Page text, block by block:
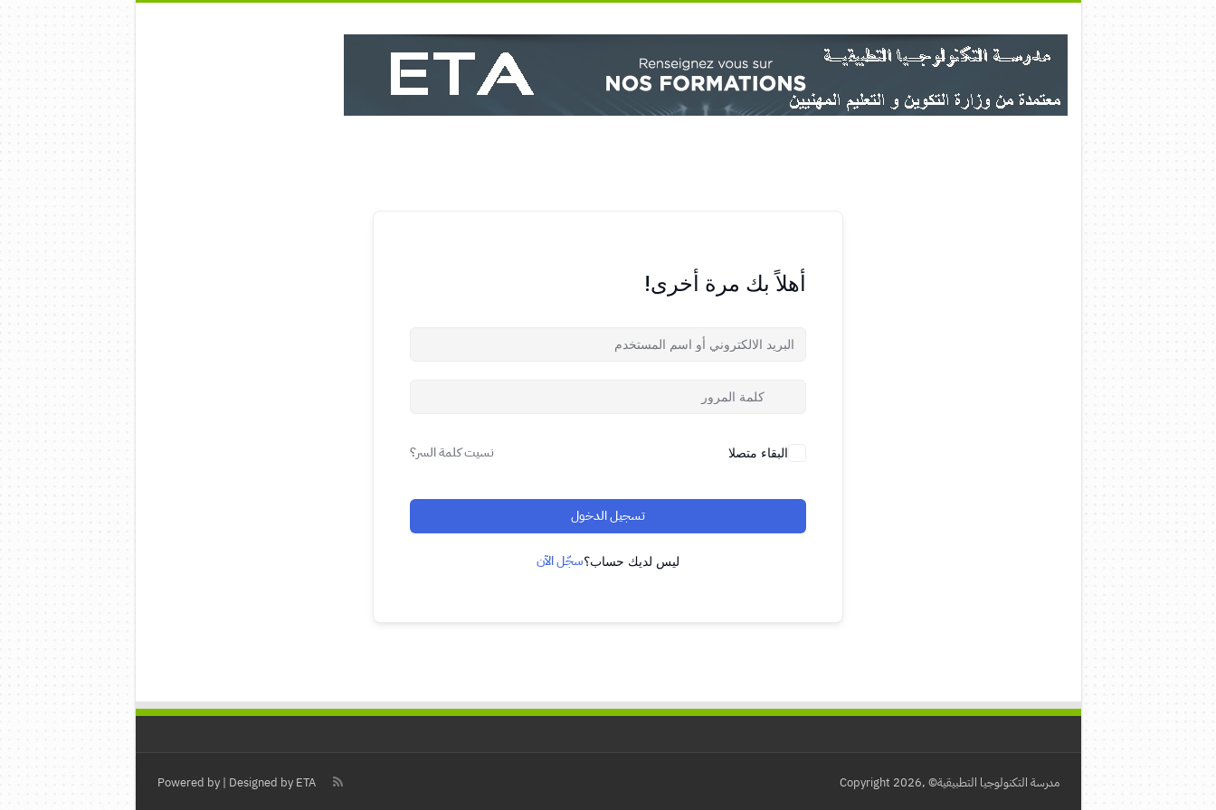
أهلاً بك مرة أخرى!
البقاء متصلا نسيت كلمة السر؟
تسجيل الدخول
ليس لديك حساب؟سجّل الآن
Powered by | Designed by ETA مدرسة التكنولوجيا التطبيقية© ,Copyright 2026